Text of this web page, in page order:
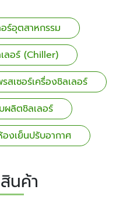
ร์อุตสาหกรรม
ลอร์ (Chiller)
เซอร์เครื่องชิลเลอร์
ผลิตชิลเลอร์
งเย็นปรับอากาศ
นค้า